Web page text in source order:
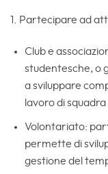
1. Partecipare ad
Club e
studentesche, o
a sviluppare
lavoro di squadra
Volontariato:
permette di
gestione del